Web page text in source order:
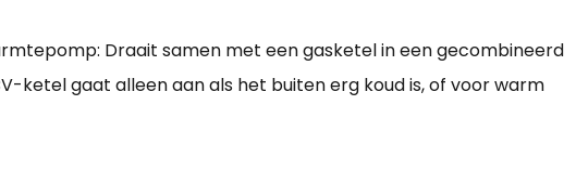
Draait samen met een gasketel in een gecombineerd
ketel gaat alleen aan als het buiten erg koud is, of voor warm